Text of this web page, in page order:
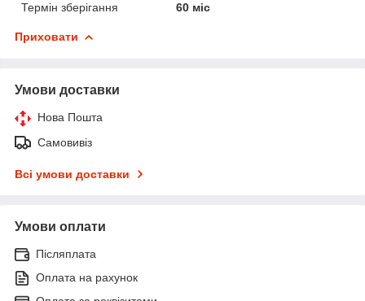
Термін зберігання
60 міс
Приховати
Умови доставки
Нова Пошта
Самовивіз
Всі умови доставки
Умови оплати
Післяплата
Оплата на рахунок